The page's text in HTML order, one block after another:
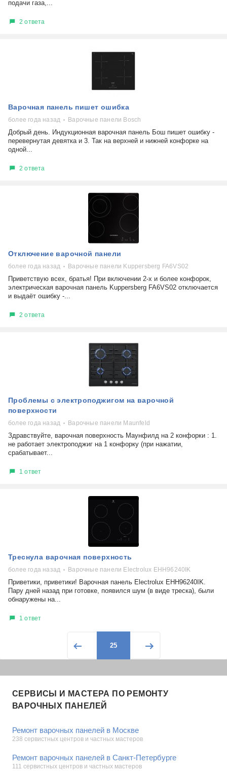
подачи газа,...
2 ответа
Варочная панель пишет ошибка
более года назад Варочные панели Bosch
Добрый день. Индукционная варочная панель Бош пишет ошибку -
перевернутая девятка и 3. Так на верхней и нижней конфорке на
одной...
2 ответа
Отключение варочной панели
более года назад Варочные панели Kuppersberg FA6VS02
Приветствую всех, братья! При включении 2-х и более конфорок,
электрическая варочная панель Kuppersberg FA6VS02 отключается
и выдаёт ошибку -...
2 ответа
Проблемы с электроподжигом на варочной
поверхности
более года назад Варочные панели Maunfeld
Здравствуйте, варочная поверхность Маунфилд на 2 конфорки : 1.
не работает электроподжиг на 1 конфорку (при нажатии,
срабатывает...
1 ответ
Треснула варочная поверхность
более года назад Варочные панели Electrolux EHH96240IK
Приветики, приветики! Варочная панель Electrolux EHH96240IK.
Пару дней назад при готовке, появился шум (в виде треска), были
обнаружены на...
1 ответ
25
СЕРВИСЫ И МАСТЕРА ПО РЕМОНТУ
ВАРОЧНЫХ ПАНЕЛЕЙ
Ремонт варочных панелей в Москве
238 сервистных центров и частных мастеров
Ремонт варочных панелей в Санкт-Петербурге
111 сервистных центров и частных мастеров